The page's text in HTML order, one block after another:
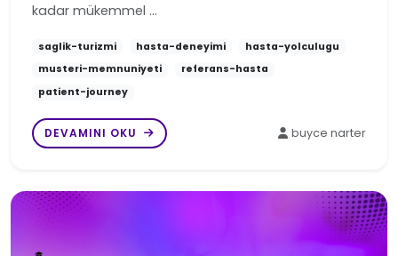
kadar mükemmel …
saglik-turizmi hasta-deneyimi
hasta-yolculugu
musteri-memnuniyeti
referans-hasta
patient-journey
DEVAMINI OKU buyce narter